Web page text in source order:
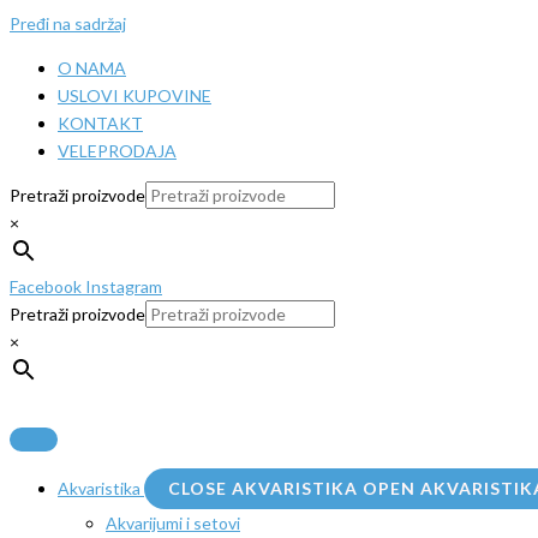
Pređi na sadržaj
O NAMA
USLOVI KUPOVINE
KONTAKT
VELEPRODAJA
Pretraži proizvode
×
Facebook Instagram
Pretraži proizvode
×
Akvaristika CLOSE AKVARISTIKA OPEN
Akvarijumi i setovi